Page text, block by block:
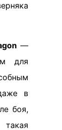
—
для
в
боя,